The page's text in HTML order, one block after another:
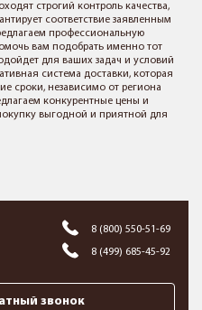
строгий контроль качества,
соответствие заявленным
профессиональную
вам подобрать именно тот
для ваших задач и условий
система доставки, которая
сроки, независимо от региона
конкурентные цены и
выгодной и приятной для
8 (800) 550-51-69
8 (499) 685-45-92
звонок